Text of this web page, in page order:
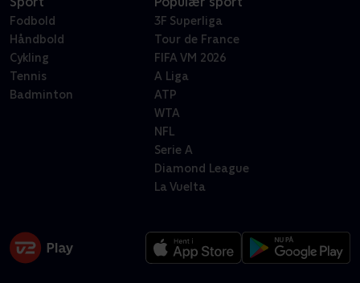
Fodbold
Håndbold
Cykling
Tennis
Badminton
3F Superliga
Tour de France
FIFA VM 2026
A Liga
ATP
WTA
NFL
Serie A
Diamond League
La Vuelta